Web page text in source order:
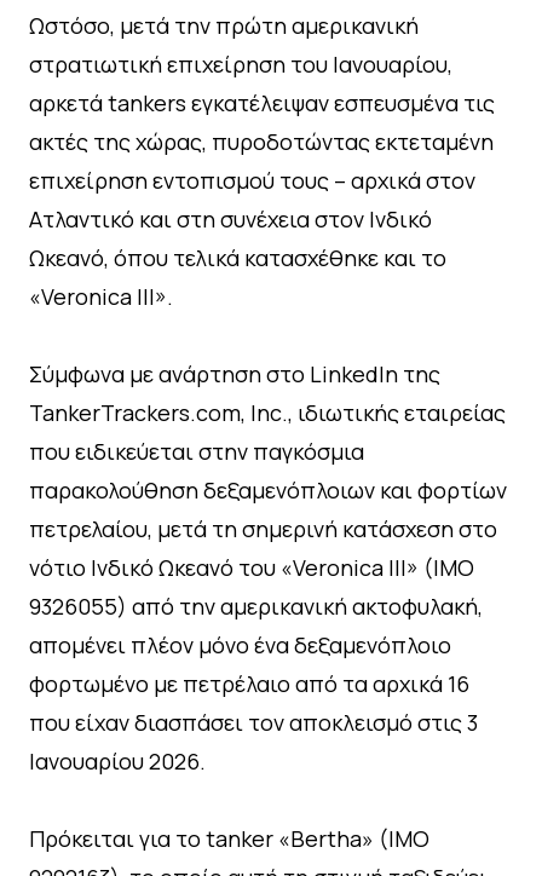
Ωστόσο, μετά την πρώτη αμερικανική
στρατιωτική επιχείρηση του Ιανουαρίου,
αρκετά tankers εγκατέλειψαν εσπευσμένα τις
ακτές της χώρας, πυροδοτώντας εκτεταμένη
επιχείρηση εντοπισμού τους – αρχικά στον
Ατλαντικό και στη συνέχεια στον Ινδικό
Ωκεανό, όπου τελικά κατασχέθηκε και το
«Veronica III».
Σύμφωνα με ανάρτηση στο LinkedIn της
TankerTrackers.com, Inc., ιδιωτικής εταιρείας
που ειδικεύεται στην παγκόσμια
παρακολούθηση δεξαμενόπλοιων και φορτίων
πετρελαίου, μετά τη σημερινή κατάσχεση στο
νότιο Ινδικό Ωκεανό του «Veronica III» (IMO
9326055) από την αμερικανική ακτοφυλακή,
απομένει πλέον μόνο ένα δεξαμενόπλοιο
φορτωμένο με πετρέλαιο από τα αρχικά 16
που είχαν διασπάσει τον αποκλεισμό στις 3
Ιανουαρίου 2026.
Πρόκειται για το tanker «Bertha» (IMO